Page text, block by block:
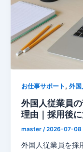
お仕事サポート ,外国
外国人従業員
理由｜採用後
master /2026-07-08
外国人従業員を採